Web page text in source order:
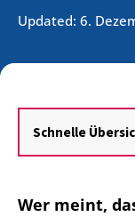
Updated: 6.
Schnelle
Wer meint,